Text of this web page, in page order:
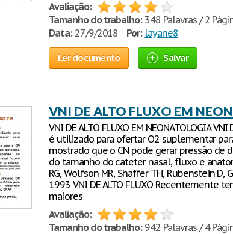
Avaliação:
Tamanho do trabalho:348 Palavras / 2
Data:27/9/2018 Por: layane8
Ler documento Salvar
VNI DE ALTO FLUXO EM
VNI DE ALTO FLUXO EM NEONATOLOGIA
é utilizado para ofertar O2 suplementar
mostrado que o CN pode gerar pressão de
do tamanho do cateter nasal, fluxo e
RG, Wolfson MR, Shaffer TH, Rubenstein D,
1993 VNI DE ALTO FLUXO Recentemente
maiores
Avaliação:
Tamanho do trabalho:942 Palavras / 4